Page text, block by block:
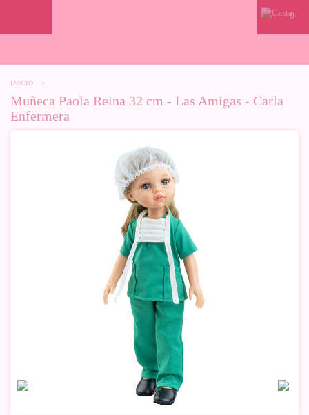
0
INICIO >
Muñeca Paola Reina 32 cm - Las Amigas - Carla
Enfermera